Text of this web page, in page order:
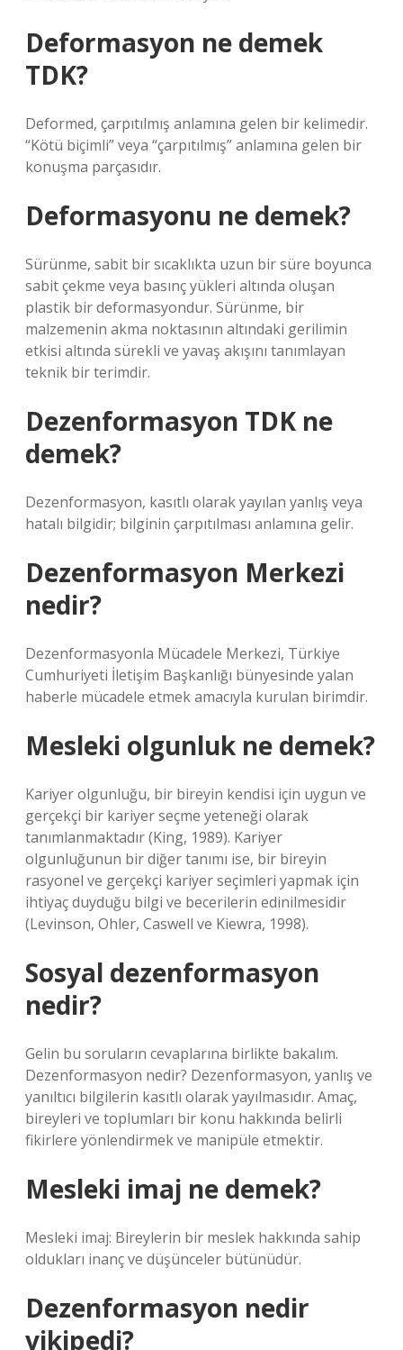
Deformasyon ne demek
TDK?
Deformed, çarpıtılmış anlamına gelen bir kelimedir.
“Kötü biçimli” veya “çarpıtılmış” anlamına gelen bir
konuşma parçasıdır.
Deformasyonu ne demek?
Sürünme, sabit bir sıcaklıkta uzun bir süre boyunca
sabit çekme veya basınç yükleri altında oluşan
plastik bir deformasyondur. Sürünme, bir
malzemenin akma noktasının altındaki gerilimin
etkisi altında sürekli ve yavaş akışını tanımlayan
teknik bir terimdir.
Dezenformasyon TDK ne
demek?
Dezenformasyon, kasıtlı olarak yayılan yanlış veya
hatalı bilgidir; bilginin çarpıtılması anlamına gelir.
Dezenformasyon Merkezi
nedir?
Dezenformasyonla Mücadele Merkezi, Türkiye
Cumhuriyeti İletişim Başkanlığı bünyesinde yalan
haberle mücadele etmek amacıyla kurulan birimdir.
Mesleki olgunluk ne demek?
Kariyer olgunluğu, bir bireyin kendisi için uygun ve
gerçekçi bir kariyer seçme yeteneği olarak
tanımlanmaktadır (King, 1989). Kariyer
olgunluğunun bir diğer tanımı ise, bir bireyin
rasyonel ve gerçekçi kariyer seçimleri yapmak için
ihtiyaç duyduğu bilgi ve becerilerin edinilmesidir
(Levinson, Ohler, Caswell ve Kiewra, 1998).
Sosyal dezenformasyon
nedir?
Gelin bu soruların cevaplarına birlikte bakalım.
Dezenformasyon nedir? Dezenformasyon, yanlış ve
yanıltıcı bilgilerin kasıtlı olarak yayılmasıdır. Amaç,
bireyleri ve toplumları bir konu hakkında belirli
fikirlere yönlendirmek ve manipüle etmektir.
Mesleki imaj ne demek?
Mesleki imaj: Bireylerin bir meslek hakkında sahip
oldukları inanç ve düşünceler bütünüdür.
Dezenformasyon nedir
vikipedi?